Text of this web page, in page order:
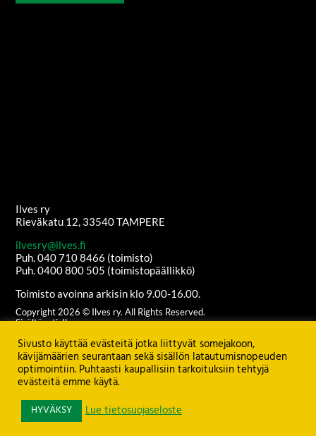
Ilves ry
Rieväkatu 12, 33540 TAMPERE
ilvesry@ilves.fi
Puh. 040 710 8466 (toimisto)
Puh. 0400 800 505 (toimistopäällikkö)
Toimisto avoinna arkisin klo 9.00-16.00.
Copyright 2026 © Ilves ry. All Rights Reserved.
Sisältöanti: Ilves ry
Palvelimen ylläpito:Seravo Oy
KatsoTIETOSUOJASELOSTE
Sivusto käyttää evästeitä jotka liittyvät somejakoon,
kävijämäärien seurantaan sekä sisällön latautumisnopeuden
optimointiin. Puhtaasti kaupallisiin tarkoituksiin tehtyjä
evästeitä emme käytä.
HYVÄKSY
Lue tietosuojaseloste